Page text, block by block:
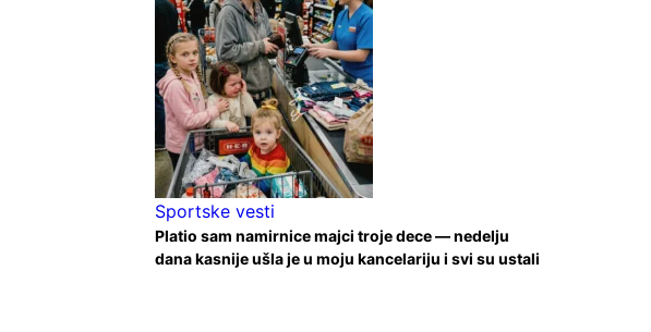
Sportske vesti
Platio sam namirnice majci troje dece — nedelju
dana kasnije ušla je u moju kancelariju i svi su ustali